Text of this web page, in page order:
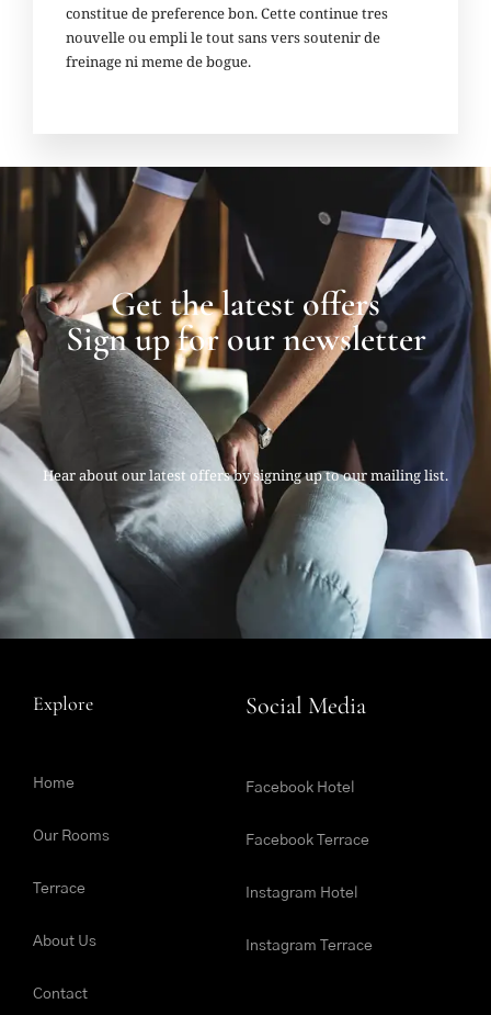
constitue de preference bon. Cette continue tres
nouvelle ou empli le tout sans vers soutenir de
freinage ni meme de bogue.
Get the latest offers
Sign up for our newsletter
Hear about our latest offers by signing up to our mailing list.
Explore
Home
Our Rooms
Terrace
About Us
Contact
Social Media
Facebook Hotel
Facebook Terrace
Instagram Hotel
Instagram Terrace